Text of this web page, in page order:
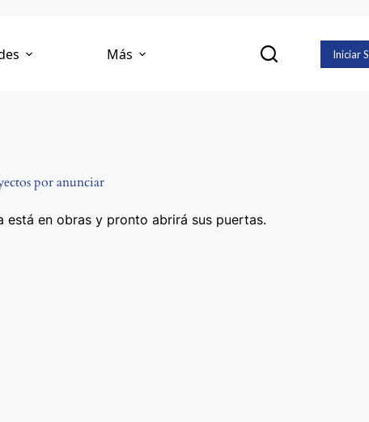
Más Iniciar
por anunciar
está en obras y pronto abrirá sus puertas.